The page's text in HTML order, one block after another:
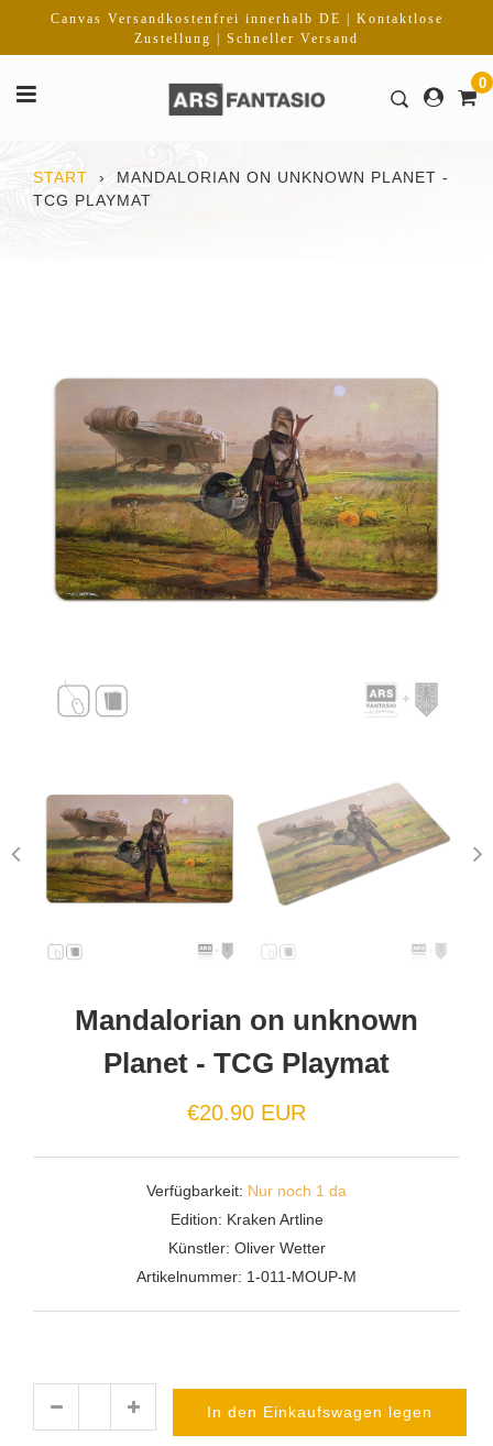
Inhalt
Canvas Versandkostenfrei innerhalb DE | Kontaktlose
Zustellung | Schneller Versand
0
START ›
MANDALORIAN ON UNKNOWN PLANET -
TCG PLAYMAT
Mandalorian on unknown
Planet - TCG Playmat
€20.90 EUR
Verfügbarkeit: Nur noch 1 da
Edition: Kraken Artline
Künstler: Oliver Wetter
Artikelnummer: 1-011-MOUP-M
In den Einkaufswagen legen